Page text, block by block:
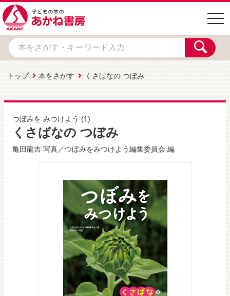
トップ 本をさがす くさばなの つぼみ
つぼみを みつけよう (1)
くさばなの つぼみ
亀田龍吉 写真／つぼみをみつけよう編集委員会 編